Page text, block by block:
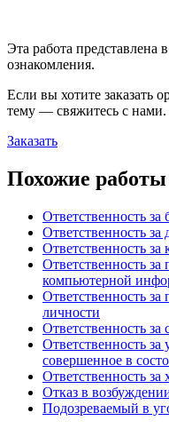
Эта работа представлена
ознакомления.
Если вы хотите заказать
тему — свяжитесь с нами.
Заказать
Похожие работы
Ответственность за
Ответственность
Ответственность
Ответственность за
компьютерной
Ответственность за
личности
Ответственность за
Ответственность
совершенное в
Ответственность
Отказ в
Подозреваемый в